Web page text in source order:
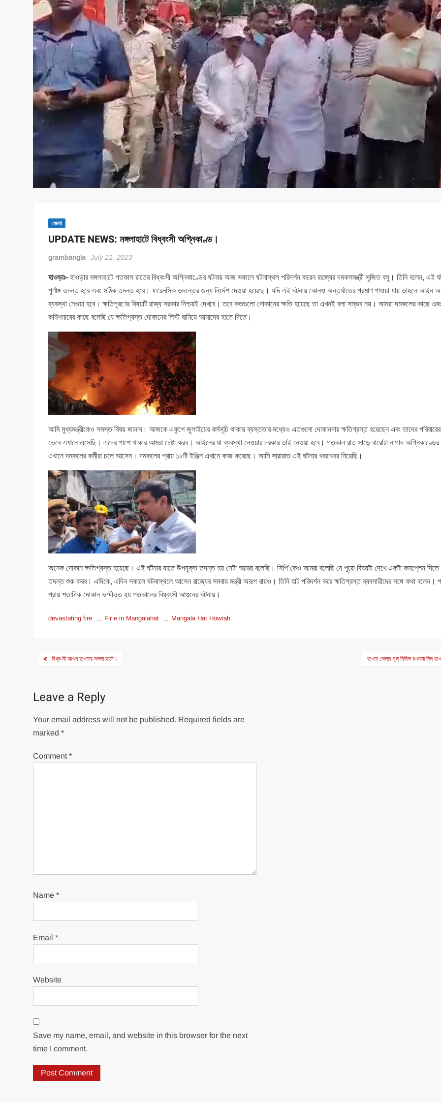
জেলা
UPDATE NEWS: মঙ্গলাহাটে বিধ্বংসী অগ্নিকাণ্ড।
grambangla July 21, 2023
হাওড়াঃ-হাওড়ার মঙ্গলাহাটে গতকাল রাতের বিধ্বংসী অগ্নিকাণ্ডের ঘটনায় আজ সকালে ঘটনাস্থল পরিদর্শন করেন রাজ্যের দমকলমন্ত্রী সুজিত বসু। তিনি বলেন, এই
পূর্ণাঙ্গ তদন্ত হবে এবং সঠিক তদন্ত হবে। ফরেনসিক তদন্তের জন্য নির্দেশ দেওয়া হয়েছে। যদি এই ঘটনায় কোনও অন্তর্ঘাতের প্রমাণ পাওয়া যায় তাহলে আইন
ব্যবস্থা নেওয়া হবে। ক্ষতিপূরণের বিষয়টি রাজ্য সরকার নিশ্চয়ই দেখবে। তবে কতগুলো দোকানের ক্ষতি হয়েছে তা এখনই বলা সম্ভব নয়। আমরা দমকলের কাছে
কমিশনারের কাছে বলেছি যে ক্ষতিগ্রস্ত দোকানের লিস্ট বানিয়ে আমাদের হাতে দিতে।
আমি মুখ্যমন্ত্রীকেও সমস্ত বিষয় জানাব। আজকে একুশে জুলাইয়ের কর্মসূচি থাকায় ব্যস্ততার মধ্যেও এতগুলো দোকানদার ক্ষতিগ্রস্ত হয়েছেন এবং তাদের
ভেবে এখানে এসেছি। এদের পাশে থাকার আমরা চেষ্টা করব। আইনের যা ব্যবস্থা নেওয়ার দরকার তাই নেওয়া হবে। গতকাল রাত সাড়ে বারোটা নাগাদ
এখানে দমকলের কর্মীরা চলে আসেন। দমকলের প্রায় ১৮টি ইঞ্জিন এখানে কাজ করেছে। আমি সারারাত এই ঘটনার খবরাখবর নিয়েছি।
অনেক দোকান ক্ষতিগ্রস্ত হয়েছে। এই ঘটনার যাতে উপযুক্ত তদন্ত হয় সেটা আমরা বলেছি। সিপি’কেও আমরা বলেছি যে পুরো বিষয়টা দেখে একটা কমপ্লেন
তদন্ত শুরু করব। এদিকে, এদিন সকালে ঘটনাস্থলে আসেন রাজ্যের সমবায় মন্ত্রী অরূপ রায়ও। তিনি হাট পরিদর্শন করে ক্ষতিগ্রস্ত ব্যবসায়ীদের সঙ্গে কথা বলেন।
প্রায় শতাধিক দোকান ভস্মীভূত হয় গতকালের বিধ্বংসী আগুনের ঘটনায়।
devastating fire Fir e in Mangalahat Mangala Hat Howrah
Post
বিধ্বংসী আগুন হাওড়ার মঙ্গলা হাটে। হাওড়া জেলার মূল মিছিল রওয়ানা দিল
Leave a Reply
Your email address will not be published. Required fields are
marked*
Comment*
Name*
Email*
Website
Save my name, email, and website in this browser for the next
time I comment.